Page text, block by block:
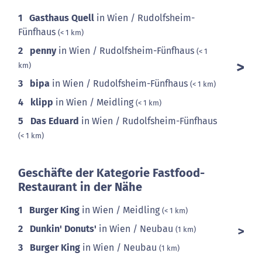
1 Gasthaus Quell in Wien / Rudolfsheim-
Fünfhaus (< 1 km)
2 pennyin Wien / Rudolfsheim-Fünfhaus (< 1
km)
3 bipa in Wien / Rudolfsheim-Fünfhaus (< 1 km)
4 klipp in Wien / Meidling (< 1 km)
5 Das Eduard in Wien / Rudolfsheim-Fünfhaus
(< 1 km)
Geschäfte der Kategorie Fastfood-
Restaurant in der Nähe
1 Burger King in Wien / Meidling (< 1 km)
2 Dunkin' Donuts' in Wien / Neubau (1 km)
3 Burger King in Wien / Neubau (1 km)